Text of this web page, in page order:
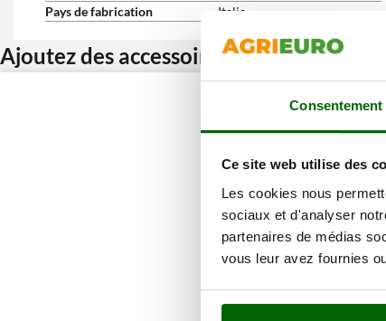
Consentement
Ce site web utilise des
Les cookies nous
sociaux et d'analyser
partenaires de médias
vous leur avez fournies
Pays de fabrication
Italie
Ajoutez des accessoires et bénéficiez